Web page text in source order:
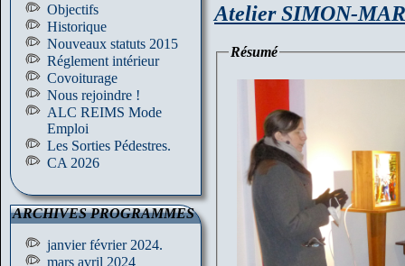
Objectifs
Historique
Nouveaux statuts 2015
Réglement intérieur
Covoiturage
Nous rejoindre !
ALC REIMS Mode
Emploi
Les Sorties Pédestres.
CA 2026
ARCHIVES PROGRAMMES
janvier février 2024.
mars avril 2024
Atelier SIMON-
Résumé